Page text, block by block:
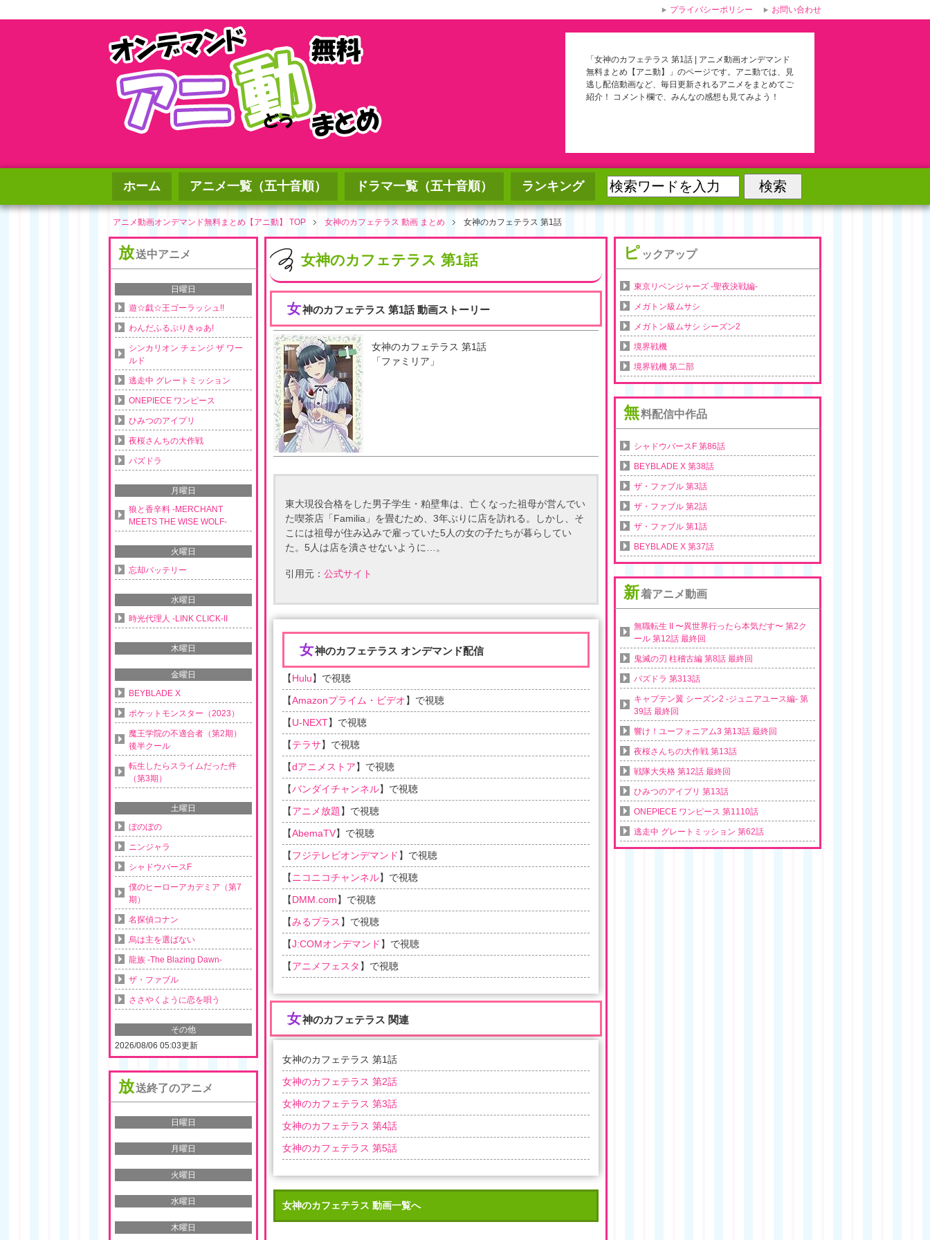
「女神のカフェテラス 第1話 | アニメ動画オンデマンド
無料まとめ【アニ動】」のページです。アニ動では、見
逃し配信動画など、毎日更新されるアニメをまとめてご
紹介！ コメント欄で、みんなの感想も見てみよう！
ホーム アニメ一覧（五十音順） ドラマ一覧（五十音順） ランキング
アニメ動画オンデマンド無料まとめ【アニ動】 TOP 女神のカフェテラス 動画 まとめ 女神のカフェテラス 第1話
女神のカフェテラス 第1話
女神のカフェテラス 第1話 動画ストーリー
女神のカフェテラス 第1話
「ファミリア 」
東大現役合格をした男子学生・粕壁隼は、亡くなった祖母が営んでい
た喫茶店「Familia」を畳むため、3年ぶりに店を訪れる。しかし、そ
こには祖母が住み込みで雇っていた5人の女の子たちが暮らしてい
た。5人は店を潰させないように…。
引用元： 公式サイト
女神のカフェテラス オンデマンド配信
【Hulu】で視聴
【Amazonプライム・ビデオ】で視聴
【U-NEXT】で視聴
【テラサ】で視聴
【dアニメストア】で視聴
【バンダイチャンネル】で視聴
【アニメ放題】で視聴
【AbemaTV】で視聴
【フジテレビオンデマンド 】で視聴
【ニコニコチャンネル】で視聴
【DMM.com】で視聴
【みるプラス 】で視聴
【J:COMオンデマンド 】で視聴
【アニメフェスタ 】で視聴
女神のカフェテラス 関連
女神のカフェテラス 第1話
女神のカフェテラス 第2話
女神のカフェテラス 第3話
女神のカフェテラス 第4話
女神のカフェテラス 第5話
女神のカフェテラス 動画一覧へ
放送中アニメ
日曜日
遊☆戯☆王ゴーラッシュ!!
わんだふるぷりきゅあ!
シンカリオン チェンジ ザ ワー
ルド
逃走中 グレートミッション
ONEPIECE ワンピース
ひみつのアイプリ
夜桜さんちの大作戦
パズドラ
月曜日
狼と香辛料 -MERCHANT
MEETS THE WISE WOLF-
火曜日
忘却バッテリー
水曜日
時光代理人 -LINK CLICK-II
木曜日
金曜日
BEYBLADE X
ポケットモンスター（2023）
魔王学院の不適合者（第2期）
後半クール
転生したらスライムだった件
（第3期）
土曜日
ぼのぼの
ニンジャラ
シャドウバースF
僕のヒーローアカデミア（第7
期）
名探偵コナン
烏は主を選ばない
龍族 -The Blazing Dawn-
ザ・ファブル
ささやくように恋を唄う
その他
2026/08/06 05:03更新
放送終了のアニメ
日曜日
月曜日
火曜日
水曜日
木曜日
ピ ックアップ
東京リベンジャーズ -聖夜決戦編-
メガトン級ムサシ
メガトン級ムサシ シーズン2
境界戦機
境界戦機 第二部
無料配信中作品
シャドウバースF 第86話
BEYBLADE X 第38話
ザ・ファブル 第3話
ザ・ファブル 第2話
ザ・ファブル 第1話
BEYBLADE X 第37話
新着アニメ動画
無職転生 II 〜異世界行ったら本気だす〜 第2ク
ール 第12話 最終回
鬼滅の刃 柱稽古編 第8話 最終回
パズドラ 第313話
キャプテン翼 シーズン2 -ジュニアユース編- 第
39話 最終回
響け！ユーフォニアム3 第13話 最終回
夜桜さんちの大作戦 第13話
戦隊大失格 第12話 最終回
ひみつのアイプリ 第13話
ONEPIECE ワンピース 第1110話
逃走中 グレートミッション 第62話
プライバシーポリシー お問い合わせ